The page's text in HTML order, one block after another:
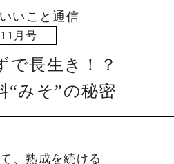
いこと通信
11月号
で長生き！？
“みそ”の秘密
、熟成を続ける